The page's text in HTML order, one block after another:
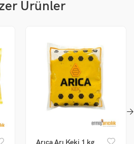
Ürünler
Arıca Arı Keki 1 kg